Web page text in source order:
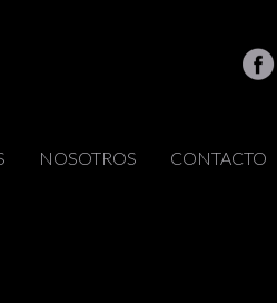
NOSOTROS CONTACTO